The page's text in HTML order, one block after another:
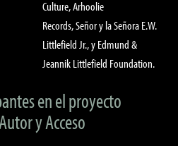
Culture, Arhoolie
Records, Señor y la Señora E.W.
Littlefield Jr., y Edmund &
Jeannik Littlefield Foundation.
en el proyecto
y Acceso